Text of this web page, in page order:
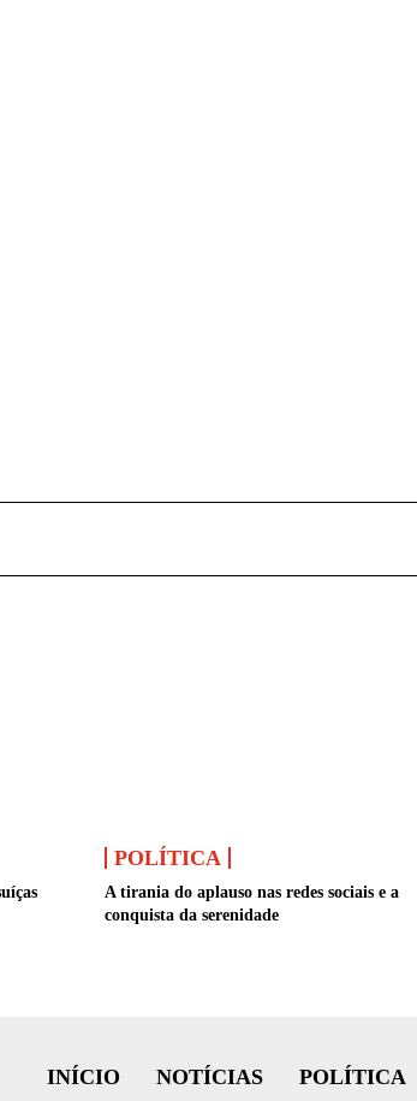
POLÍTICA
A tirania do aplauso nas redes sociais e a
conquista da serenidade
INÍCIO NOTÍCIAS POLÍTICA